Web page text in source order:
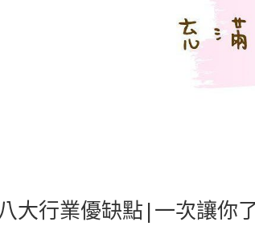
大行業優缺點|一次讓你